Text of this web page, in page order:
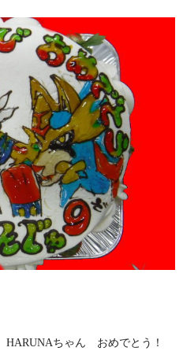
HARUNAちゃん おめでとう！